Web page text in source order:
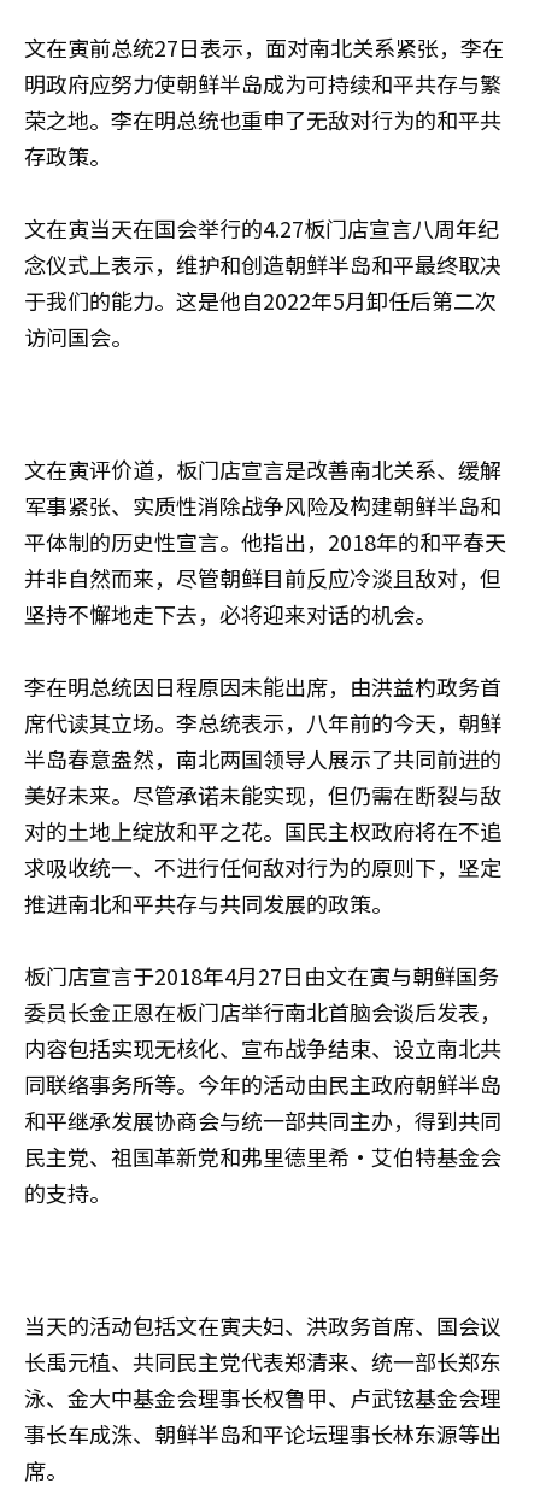
文在寅前总统27日表示，面对南北关系紧张，李在
明政府应努力使朝鲜半岛成为可持续和平共存与繁
荣之地。李在明总统也重申了无敌对行为的和平共
存政策。
文在寅当天在国会举行的4.27板门店宣言八周年纪
念仪式上表示，维护和创造朝鲜半岛和平最终取决
于我们的能力。这是他自2022年5月卸任后第二次
访问国会。
文在寅评价道，板门店宣言是改善南北关系、缓解
军事紧张、实质性消除战争风险及构建朝鲜半岛和
平体制的历史性宣言。他指出，2018年的和平春天
并非自然而来，尽管朝鲜目前反应冷淡且敌对，但
坚持不懈地走下去，必将迎来对话的机会。
李在明总统因日程原因未能出席，由洪益杓政务首
席代读其立场。李总统表示，八年前的今天，朝鲜
半岛春意盎然，南北两国领导人展示了共同前进的
美好未来。尽管承诺未能实现，但仍需在断裂与敌
对的土地上绽放和平之花。国民主权政府将在不追
求吸收统一、不进行任何敌对行为的原则下，坚定
推进南北和平共存与共同发展的政策。
板门店宣言于2018年4月27日由文在寅与朝鲜国务
委员长金正恩在板门店举行南北首脑会谈后发表，
内容包括实现无核化、宣布战争结束、设立南北共
同联络事务所等。今年的活动由民主政府朝鲜半岛
和平继承发展协商会与统一部共同主办，得到共同
民主党、祖国革新党和弗里德里希·艾伯特基金会
的支持。
当天的活动包括文在寅夫妇、洪政务首席、国会议
长禹元植、共同民主党代表郑清来、统一部长郑东
泳、金大中基金会理事长权鲁甲、卢武铉基金会理
事长车成洙、朝鲜半岛和平论坛理事长林东源等出
席。